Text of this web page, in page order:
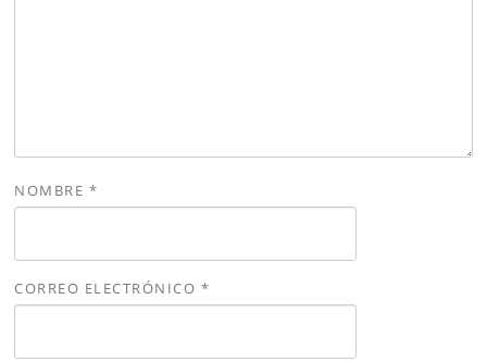
NOMBRE *
CORREO ELECTRÓNICO *